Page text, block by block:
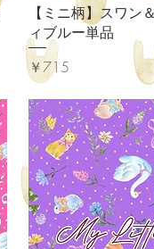
クイ
【ミニ柄】スワン
ィブルー単品
価格
￥715